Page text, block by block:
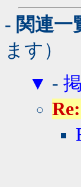
- 関連一
ます）
▼ -